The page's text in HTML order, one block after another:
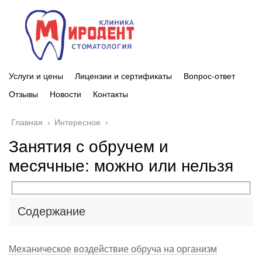
Услуги и цены Лицензии и сертификаты
Вопрос-ответ
Отзывы
Новости Контакты
Главная › Интересное ›
Занятия с обручем и
месячные: можно или нельзя
Содержание
Механическое воздействие обруча на организм